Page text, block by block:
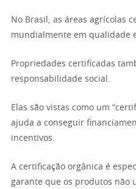
No Brasil, as áreas agrícolas
mundialmente em qualidade
Propriedades certificadas
responsabilidade social.
Elas são vistas como um
ajuda a conseguir
incentivos.
A certificação orgânica é
garante que os produtos não